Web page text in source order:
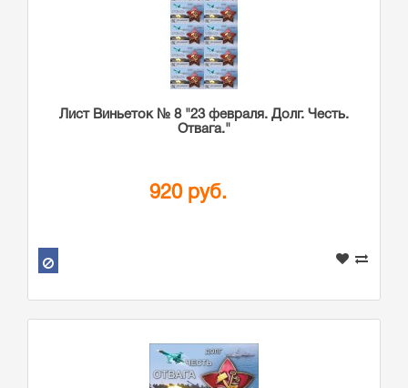
Лист Виньеток № 8 "23 февраля. Долг. Честь.
Отвага."
920 руб.